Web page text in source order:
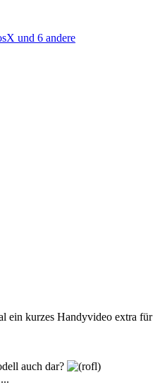
und 6 andere
ein kurzes Handyvideo extra für
auch dar?